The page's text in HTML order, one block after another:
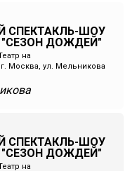
СПЕКТАКЛЬ-ШОУ
ДОЖДЕЙ"
на
г. Москва, ул. Мельникова
СПЕКТАКЛЬ-ШОУ
ДОЖДЕЙ"
на